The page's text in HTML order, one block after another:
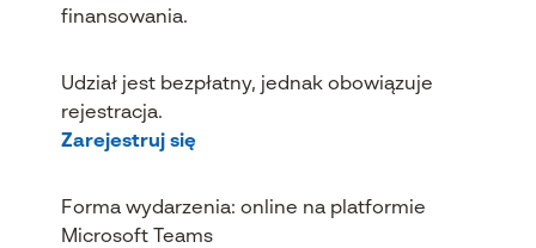
finansowania.
Udział jest bezpłatny, jednak obowiązuje
rejestracja.
Zarejestruj się
Forma wydarzenia: online na platformie
Microsoft Teams